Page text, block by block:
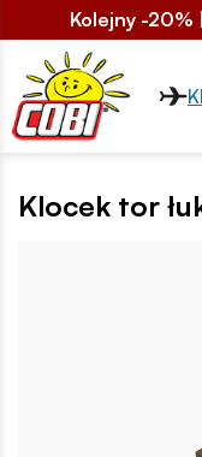
Kolejny -20%
Klocek tor